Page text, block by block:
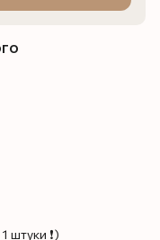
штуки ❗️)